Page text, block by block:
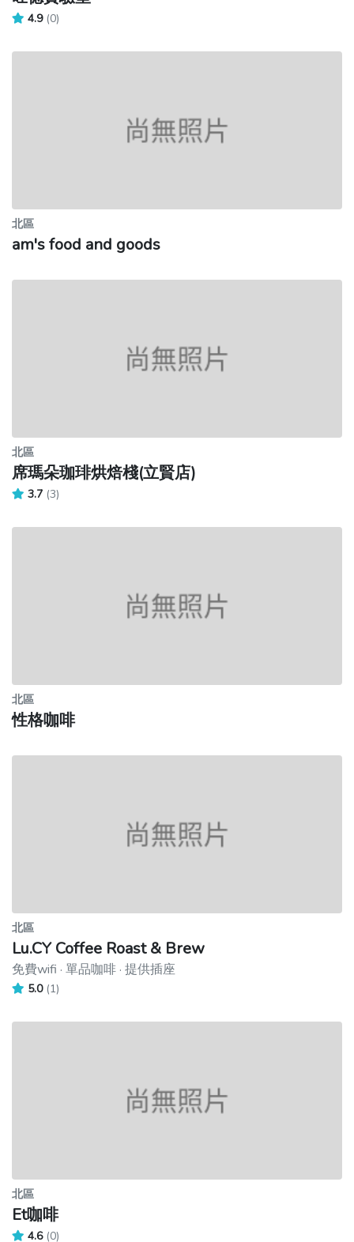
4.9 (0)
北區
am's food and goods
北區
席瑪朵珈琲烘焙棧(立賢店)
3.7 (3)
北區
性格咖啡
北區
Lu.CY Coffee Roast & Brew
免費wifi · 單品咖啡 · 提供插座
5.0 (1)
北區
Et咖啡
4.6 (0)